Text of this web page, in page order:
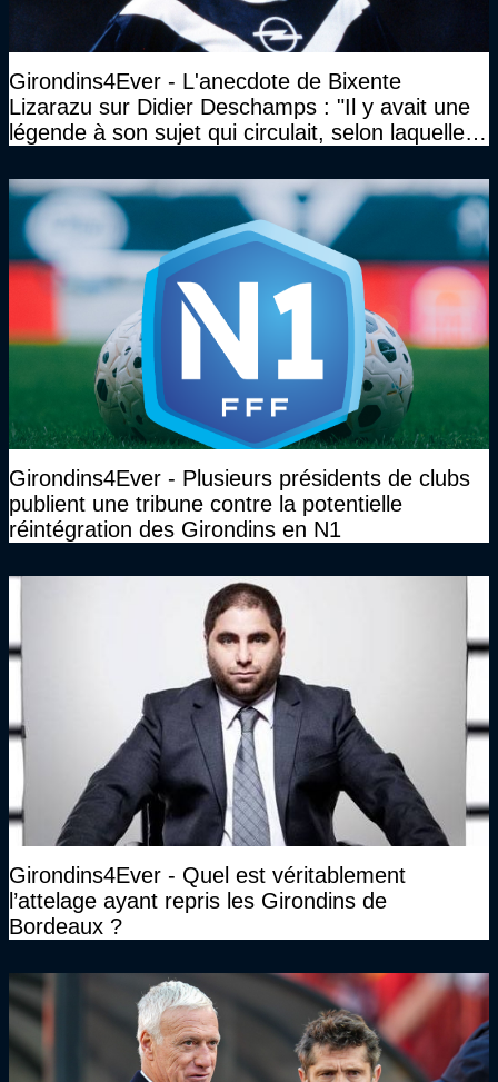
Girondins4Ever - L'anecdote de Bixente
Lizarazu sur Didier Deschamps : "Il y avait une
légende à son sujet qui circulait, selon laquelle il
Girondins4Ever - Plusieurs présidents de clubs
publient une tribune contre la potentielle
réintégration des Girondins en N1
Girondins4Ever - Quel est véritablement
l’attelage ayant repris les Girondins de
Bordeaux ?